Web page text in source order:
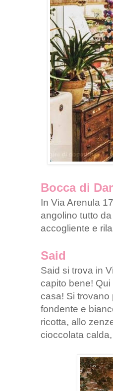
Bocca di
In Via Arenula
angolino tutto
accogliente e
Said
Said si trova in
capito bene!
casa! Si trovano
fondente e
ricotta, allo
cioccolata